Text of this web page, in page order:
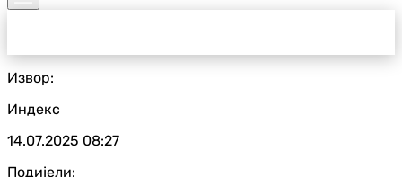
Извор:
Индекс
14.07.2025 08:27
Подијели: